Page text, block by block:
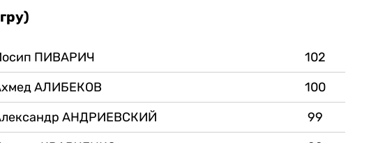
ПИВАРИЧ
102
АЛИБЕКОВ
100
АНДРИЕВСКИЙ
99